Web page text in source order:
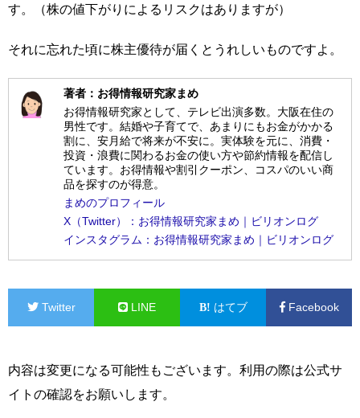
す。（株の値下がりによるリスクはありますが）
それに忘れた頃に株主優待が届くとうれしいものですよ。
著者：お得情報研究家まめ
お得情報研究家として、テレビ出演多数。大阪在住の
男性です。結婚や子育てで、あまりにもお金がかかる
割に、安月給で将来が不安に。実体験を元に、消費・
投資・浪費に関わるお金の使い方や節約情報を配信し
ています。お得情報や割引クーポン、コスパのいい商
品を探すのが得意。
まめのプロフィール
X（Twitter）：お得情報研究家まめ｜ビリオンログ
インスタグラム：お得情報研究家まめ｜ビリオンログ
Twitter LINE はてブ Facebook
内容は変更になる可能性もございます。利用の際は公式サ
イトの確認をお願いします。